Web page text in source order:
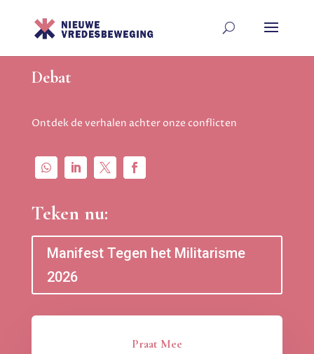
Debat
Ontdek de verhalen achter onze conflicten
Teken nu:
Manifest Tegen het Militarisme
2026
Praat Mee